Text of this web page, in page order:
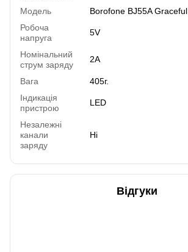
Модель
Borofone BJ55A Graceful
Робоча
напруга
5V
Номінальний
струм заряду
2А
Вага
405г.
Індикація
пристрою
LED
Незалежні
канали
заряду
Ні
Відгуки